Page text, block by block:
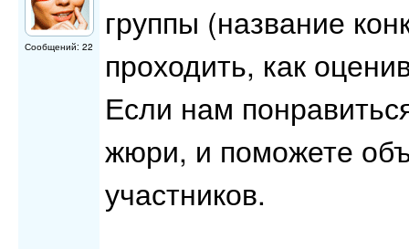
Сообщений: 22
группы (название
проходить, как
Если нам
жюри, и поможете
участников.